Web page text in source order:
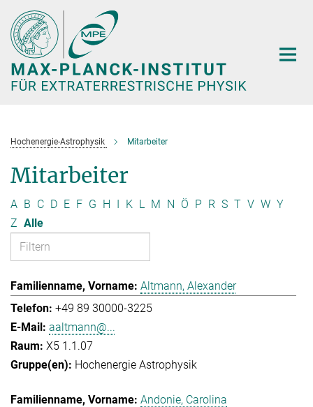
Hauptinhalt
Hochenergie-Astrophysik Mitarbeiter
Mitarbeiter
A B C D E F G H I K L M N Ö P R S T V W Y
Z Alle
Altmann, Alexander
+49 89 30000-3225
aaltmann@...
X5 1.1.07
Hochenergie Astrophysik
Andonie, Carolina